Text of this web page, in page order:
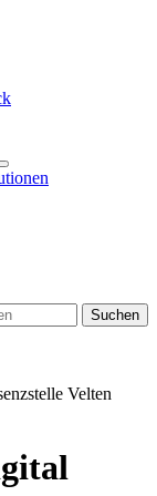
Suchen
Velten